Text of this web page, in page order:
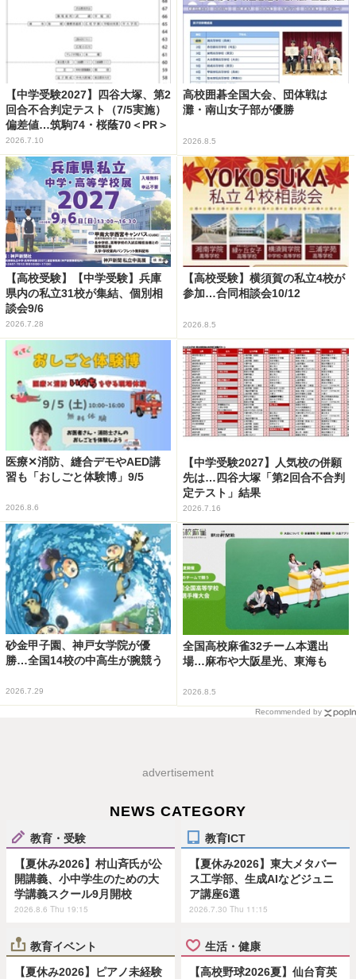
【中学受験2027】四谷大塚、第2
回合不合判定テスト（7/5実施）
偏差値…筑駒74・桜蔭70＜PR＞
2026.7.10
高校囲碁全国大会、団体戦は
灘・南山女子部が優勝
2026.8.5
【高校受験】【中学受験】兵庫
県内の私立31校が集結、個別相
談会9/6
2026.7.28
【高校受験】横須賀の私立4校が
参加…合同相談会10/12
2026.8.5
医療✕消防、縫合デモやAED講
習も「おしごと体験博」9/5
2026.8.6
【中学受験2027】人気校の併願
先は…四谷大塚「第2回合不合判
定テスト」結果
2026.7.16
砂金甲子園、神戸女学院が優
勝…全国14校の中高生が腕競う
2026.7.29
全国高校麻雀32チーム本選出
場…麻布や大阪星光、東海も
2026.8.5
Recommended by
advertisement
NEWS CATEGORY
教育・受験
【夏休み2026】村山斉氏が公
開講義、小中学生のための大
学講義スクール9月開校
2026.8.6 Thu 19:15
教育ICT
【夏休み2026】東大メタバー
ス工学部、生成AIなどジュニ
ア講座6選
2026.7.30 Thu 11:15
教育イベント
【夏休み2026】ピアノ未経験
生活・健康
【高校野球2026夏】仙台育英